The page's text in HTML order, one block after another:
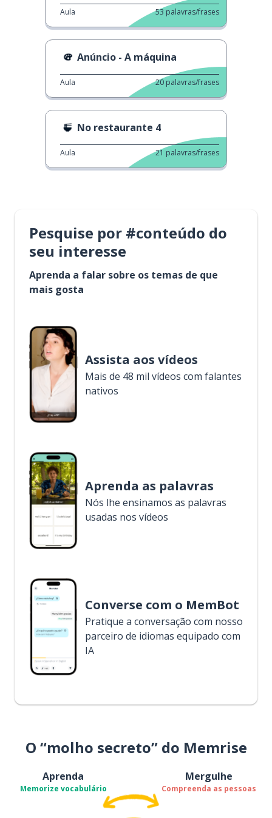
Aula 53 palavras/frases
Anúncio - A máquina
Aula 20 palavras/frases
No restaurante 4
Aula 21 palavras/frases
Pesquise por #conteúdo do
seu interesse
Aprenda a falar sobre os temas de que
mais gosta
Assista aos vídeos
Mais de 48 mil vídeos com falantes
nativos
Aprenda as palavras
Nós lhe ensinamos as palavras
usadas nos vídeos
Converse com o MemBot
Pratique a conversação com nosso
parceiro de idiomas equipado com
IA
O “molho secreto” do Memrise
Aprenda
Memorize vocabulário
Mergulhe
Compreenda as pessoas